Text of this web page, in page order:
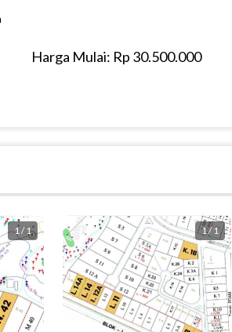
Harga Mulai: Rp 30.500.000
1/1 1/1